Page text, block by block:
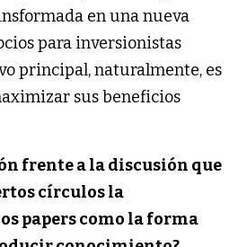
en una nueva
para inversionistas
principal, naturalmente, es
sus beneficios
frente a la discusión que
círculos la
papers como la forma